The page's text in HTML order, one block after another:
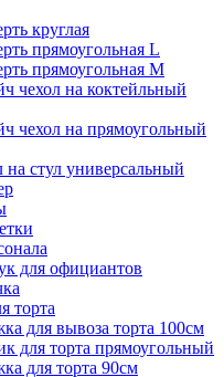
круглая
прямоугольная L
прямоугольная M
чехол на коктейльный
чехол на прямоугольный
на стул универсальный
для официантов
торта
для вывоза торта 100см
для торта прямоугольный
для торта 90см